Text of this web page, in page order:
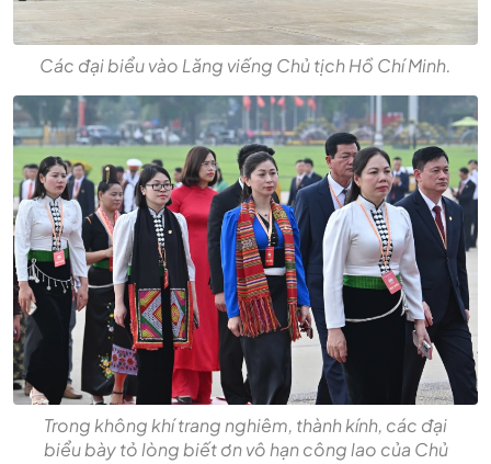
Các đại biểu vào Lăng viếng Chủ tịch Hồ Chí Minh.
Trong không khí trang nghiêm, thành kính, các đại
biểu bày tỏ lòng biết ơn vô hạn công lao của Chủ